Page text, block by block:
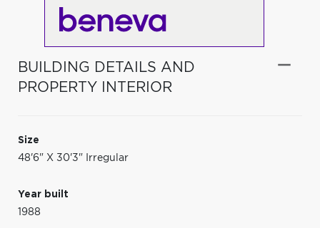
BUILDING DETAILS AND
PROPERTY INTERIOR
Size
48'6" X 30'3" Irregular
Year built
1988